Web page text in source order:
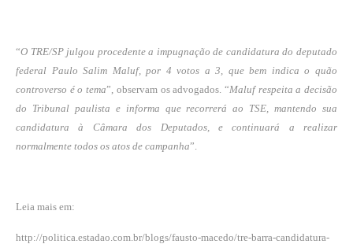
“O TRE/SP julgou procedente a impugnação de candidatura do deputado
federal Paulo Salim Maluf, por 4 votos a 3, que bem indica o quão
controverso é o tema”, observam os advogados. “Maluf respeita a decisão
do Tribunal paulista e informa que recorrerá ao TSE, mantendo sua
candidatura à Câmara dos Deputados, e continuará a realizar
normalmente todos os atos de campanha”.
Leia mais em:
http://politica.estadao.com.br/blogs/fausto-macedo/tre-barra-candidatura-